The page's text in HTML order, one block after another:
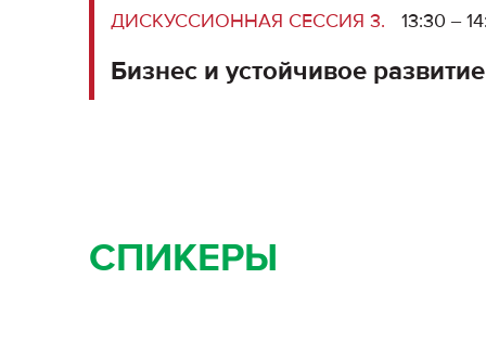
ДИСКУССИОННАЯ СЕССИЯ 3. 13:30 ‒
Бизнес и устойчивое развитие
СПИКЕРЫ